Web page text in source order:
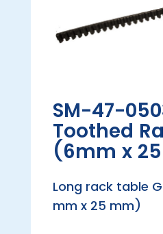
SM-47-
Toothed
(6mm x
Long rack table
mm x 25 mm)